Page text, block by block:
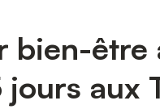
bien-être
jours aux